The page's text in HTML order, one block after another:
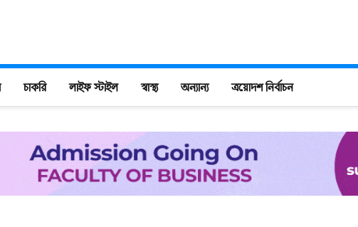
চাকরি লাইফ স্টাইল স্বাস্থ্য অন্যান্য ত্রয়োদশ নির্বাচন